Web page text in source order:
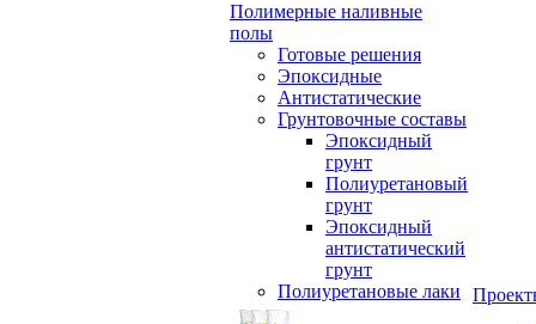
Полимерные наливные
полы
Готовые решения
Эпоксидные
Антистатические
Грунтовочные составы
Эпоксидный
грунт
Полиуретановый
грунт
Эпоксидный
антистатический
грунт
Полиуретановые лаки